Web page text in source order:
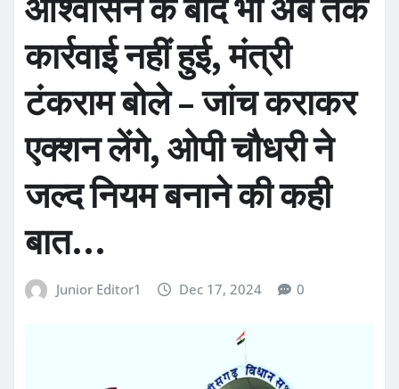
आश्वासन के बाद भी अब तक
कार्रवाई नहीं हुई, मंत्री
टंकराम बोले – जांच कराकर
एक्शन लेंगे, ओपी चौधरी ने
जल्द नियम बनाने की कही
बात…
Junior Editor1 Dec 17, 2024 0